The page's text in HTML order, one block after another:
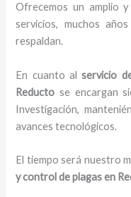
Ofrecemos un amplio
servicios, muchos
respaldan.
En cuanto alservicio
Reductose encargan
Investigación,
avances tecnológicos.
El tiempo será nuestro
y control de plagasen